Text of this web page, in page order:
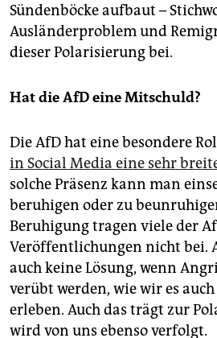
Sündenböcke aufbaut –
Ausländerproblem und
dieser Polarisierung bei.
Hat die AfD eine Mitschuld?
Die AfD hat eine besondere
in Social Media eine sehr
solche Präsenz kann man
beruhigen oder zu
Beruhigung tragen viele der
Veröffentlichungen nicht bei.
auch keine Lösung, wenn
verübt werden, wie wir es
erleben. Auch das trägt zur
wird von uns ebenso verfolgt.